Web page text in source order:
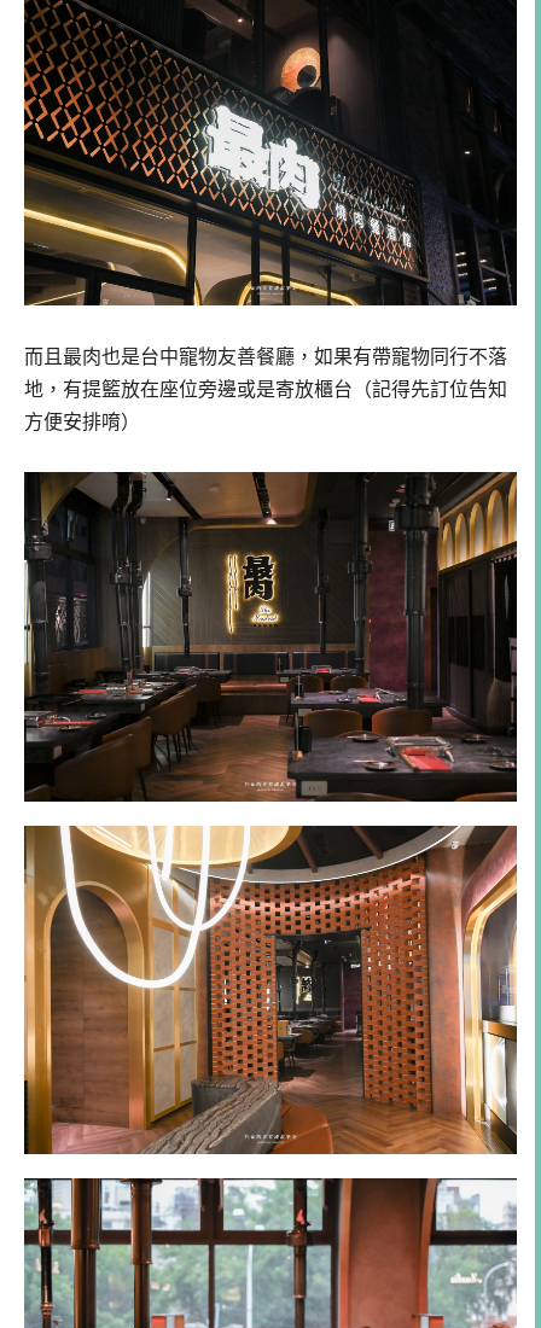
而且最肉也是台中寵物友善餐廳，如果有帶寵物同行不落
地，有提籃放在座位旁邊或是寄放櫃台（記得先訂位告知
方便安排唷）